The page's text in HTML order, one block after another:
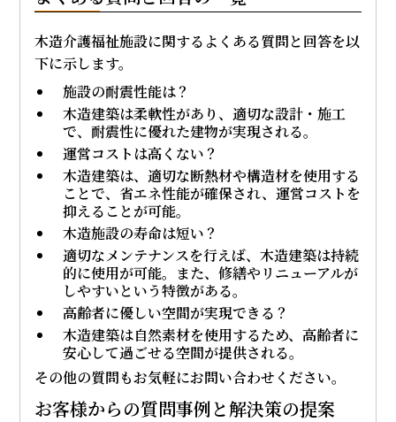
木造介護福祉施設に関するよくある質問と回答を以
下に示します。
施設の耐震性能は？
木造建築は柔軟性があり、適切な設計・施工
で、耐震性に優れた建物が実現される。
運営コストは高くない？
木造建築は、適切な断熱材や構造材を使用する
ことで、省エネ性能が確保され、運営コストを
抑えることが可能。
木造施設の寿命は短い？
適切なメンテナンスを行えば、木造建築は持続
的に使用が可能。また、修繕やリニューアルが
しやすいという特徴がある。
高齢者に優しい空間が実現できる？
木造建築は自然素材を使用するため、高齢者に
安心して過ごせる空間が提供される。
その他の質問もお気軽にお問い合わせください。
お客様からの質問事例と解決策の提案